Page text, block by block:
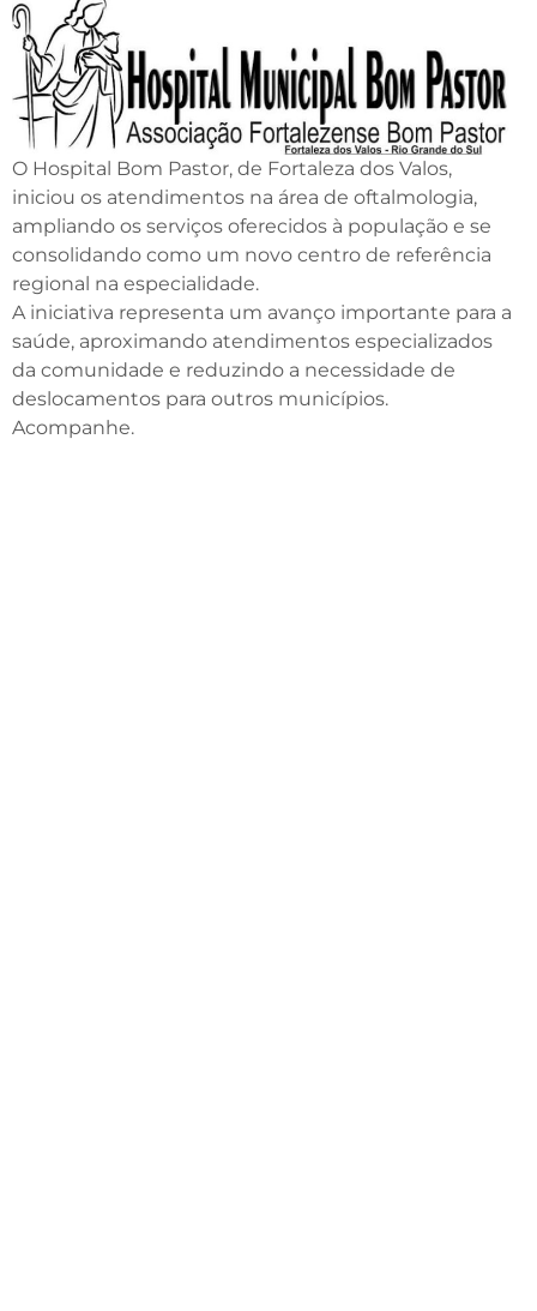
O Hospital Bom Pastor, de Fortaleza dos Valos,
iniciou os atendimentos na área de oftalmologia,
ampliando os serviços oferecidos à população e se
consolidando como um novo centro de referência
regional na especialidade.
A iniciativa representa um avanço importante para a
saúde, aproximando atendimentos especializados
da comunidade e reduzindo a necessidade de
deslocamentos para outros municípios.
Acompanhe.